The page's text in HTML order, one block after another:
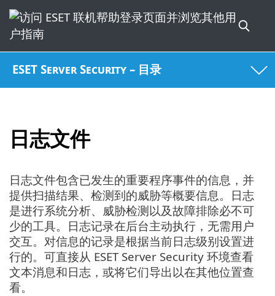
ESET Server Security – 目录
日志文件
日志文件包含已发生的重要程序事件的信息，并
提供扫描结果、检测到的威胁等概要信息。日志
是进行系统分析、威胁检测以及故障排除必不可
少的工具。日志记录在后台主动执行，无需用户
交互。对信息的记录是根据当前日志级别设置进
行的。可直接从 ESET Server Security 环境查看
文本消息和日志，或将它们导出以在其他位置查
看。